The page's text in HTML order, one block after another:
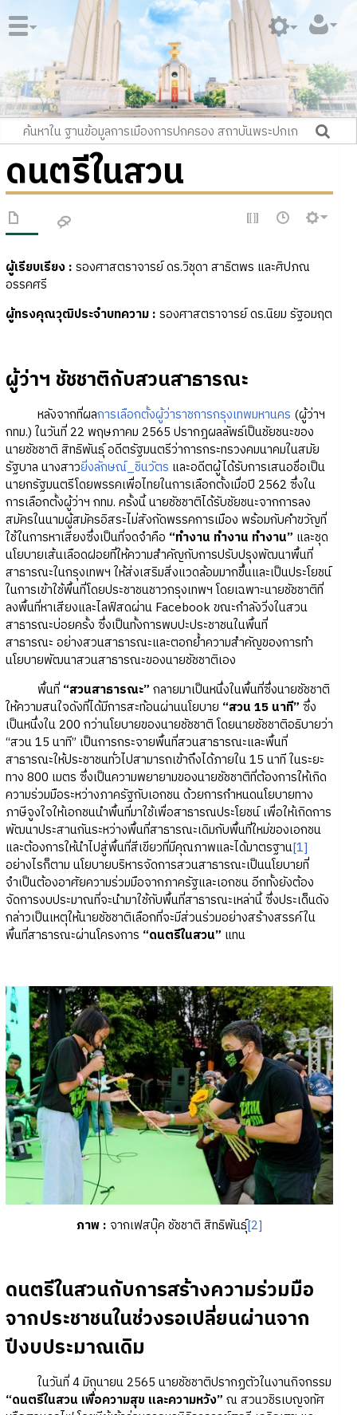
ดนตรีในสวน
ผู้เรียบเรียง : รองศาสตราจารย์ ดร.วิชุดา สาธิตพร และศิปภณ
อรรคศรี
ผู้ทรงคุณวุฒิประจำบทความ : รองศาสตราจารย์ ดร.นิยม รัฐอมฤต
ผู้ว่าฯ ชัชชาติกับสวนสาธารณะ
หลังจากที่ผลการเลือกตั้งผู้ว่าราชการกรุงเทพมหานคร (ผู้ว่าฯ
กทม.) ในวันที่ 22 พฤษภาคม 2565 ปรากฎผลลัพธ์เป็นชัยชนะของ
นายชัชชาติ สิทธิพันธุ์ อดีตรัฐมนตรีว่าการกระทรวงคมนาคมในสมัย
รัฐบาล นางสาวยิ่งลักษณ์_ชินวัตร และอดีตผู้ได้รับการเสนอชื่อเป็น
นายกรัฐมนตรีโดยพรรคเพื่อไทยในการเลือกตั้งเมื่อปี 2562 ซึ่งใน
การเลือกตั้งผู้ว่าฯ กทม. ครั้งนี้ นายชัชชาติได้รับชัยชนะจากการลง
สมัครในนามผู้สมัครอิสระไม่สังกัดพรรคการเมือง พร้อมกับคำขวัญที่
ใช้ในการหาเสียงซึ่งเป็นที่จดจำคือ “ทำงาน ทำงาน ทำงาน” และชุด
นโยบายเส้นเลือดฝอยที่ให้ความสำคัญกับการปรับปรุงพัฒนาพื้นที่
สาธารณะในกรุงเทพฯ ให้ส่งเสริมสิ่งแวดล้อมมากขึ้นและเป็นประโยชน์
ในการเข้าใช้พื้นที่โดยประชาชนชาวกรุงเทพฯ โดยเฉพาะนายชัชชาติที่
ลงพื้นที่หาเสียงและไลฟ์สดผ่าน Facebook ขณะกำลังวิ่งในสวน
สาธารณะบ่อยครั้ง ซึ่งเป็นทั้งการพบปะประชาชนในพื้นที่
สาธารณะ อย่างสวนสาธารณะและตอกย้ำความสำคัญของการทำ
นโยบายพัฒนาสวนสาธารณะของนายชัชชาติเอง
พื้นที่ “สวนสาธารณะ” กลายมาเป็นหนึ่งในพื้นที่ซึ่งนายชัชชาติ
ให้ความสนใจดังที่ได้มีการสะท้อนผ่านนโยบาย “สวน 15 นาที” ซึ่ง
เป็นหนึ่งใน 200 กว่านโยบายของนายชัชชาติ โดยนายชัชชาติอธิบายว่า
“สวน 15 นาที” เป็นการกระจายพื้นที่สวนสาธารณะและพื้นที่
สาธารณะให้ประชาชนทั่วไปสามารถเข้าถึงได้ภายใน 15 นาที ในระยะ
ทาง 800 เมตร ซึ่งเป็นความพยายามของนายชัชชาติที่ต้องการให้เกิด
ความร่วมมือระหว่างภาครัฐกับเอกชน ด้วยการกำหนดนโยบายทาง
ภาษีจูงใจให้เอกชนนำพื้นที่มาใช้เพื่อสาธารณประโยชน์ เพื่อให้เกิดการ
พัฒนาประสานกันระหว่างพื้นที่สาธารณะเดิมกับพื้นที่ใหม่ของเอกชน
และต้องการให้นำไปสู่พื้นที่สีเขียวที่มีคุณภาพและได้มาตรฐาน[1]
อย่างไรก็ตาม นโยบายบริหารจัดการสวนสาธารณะเป็นนโยบายที่
จำเป็นต้องอาศัยความร่วมมือจากภาครัฐและเอกชน อีกทั้งยังต้อง
จัดการงบประมาณที่จะนำมาใช้กับพื้นที่สาธารณะเหล่านี้ ซึ่งประเด็นดัง
กล่าวเป็นเหตุให้นายชัชชาติเลือกที่จะมีส่วนร่วมอย่างสร้างสรรค์ใน
พื้นที่สาธารณะผ่านโครงการ “ดนตรีในสวน” แทน
ภาพ : จากเฟสบุ๊ค ชัชชาติ สิทธิพันธุ์[2]
ดนตรีในสวนกับการสร้างความร่วมมือ
จากประชาชนในช่วงรอเปลี่ยนผ่านจาก
ปีงบประมาณเดิม
ในวันที่ 4 มิถุนายน 2565 นายชัชชาติปรากฏตัวในงานกิจกรรม
“ดนตรีในสวน เพื่อความสุข และความหวัง” ณ สวนวชิรเบญจทัศ